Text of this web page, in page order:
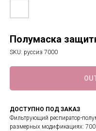
Полумаска
SKU: руссиз 7000
ДОСТУПНО ПОД ЗАКАЗ
Фильтрующий респиратор-
размерных модификациях: